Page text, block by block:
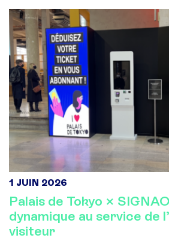
1 JUIN 2026
Palais de Tokyo ×
dynamique au service de
visiteur